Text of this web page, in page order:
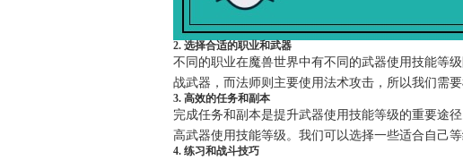
2. 选择合适的职业和武器
不同的职业在魔兽世界中有不同的武器使用技能等
战武器，而法师则主要使用法术攻击，所以我们需
3. 高效的任务和副本
完成任务和副本是提升武器使用技能等级的重要途
高武器使用技能等级。我们可以选择一些适合自己
4. 练习和战斗技巧